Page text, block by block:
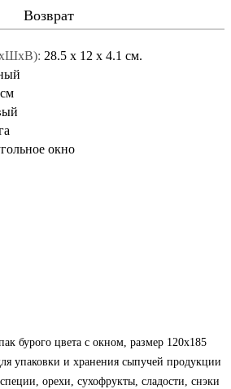
Возврат
28.5 x 12 x 4.1 см.
окно
бурого цвета с окном, размер 120x185
упаковки и хранения сыпучей продукции
орехи, сухофрукты, сладости, снэки